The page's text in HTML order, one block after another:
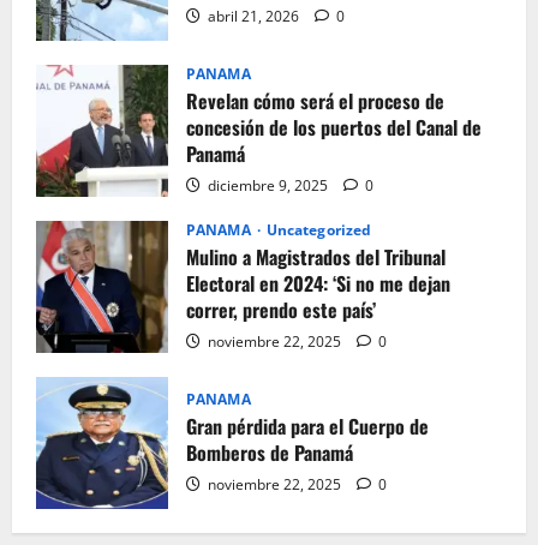
abril 21, 2026 0
PANAMA
Revelan cómo será el proceso de
concesión de los puertos del Canal de
Panamá
diciembre 9, 2025 0
PANAMA Uncategorized
Mulino a Magistrados del Tribunal
Electoral en 2024: ‘Si no me dejan
correr, prendo este país’
noviembre 22, 2025 0
PANAMA
Gran pérdida para el Cuerpo de
Bomberos de Panamá
noviembre 22, 2025 0